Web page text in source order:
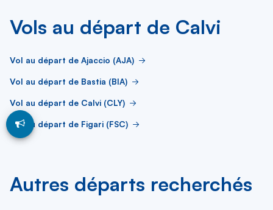
Vols au départ de Calvi
Vol au départ de Ajaccio (AJA)
Vol au départ de Bastia (BIA)
Vol au départ de Calvi (CLY)
Vol au départ de Figari (FSC)
Autres départs recherchés